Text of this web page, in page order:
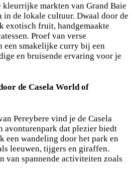
kleurrijke markten van Grand Baie
in de lokale cultuur. Dwaal door de
exotisch fruit, handgemaakte
Proef van verse
een smakelijke curry bij een
en bruisende ervaring voor je
de Casela World of
Pereybere vind je de Casela
avonturenpark dat plezier biedt
een wandeling door het park en
leeuwen, tijgers en giraffen.
van spannende activiteiten zoals